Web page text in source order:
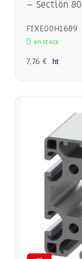
– Section
FIXE00H1689
en stock
7,76 € ht